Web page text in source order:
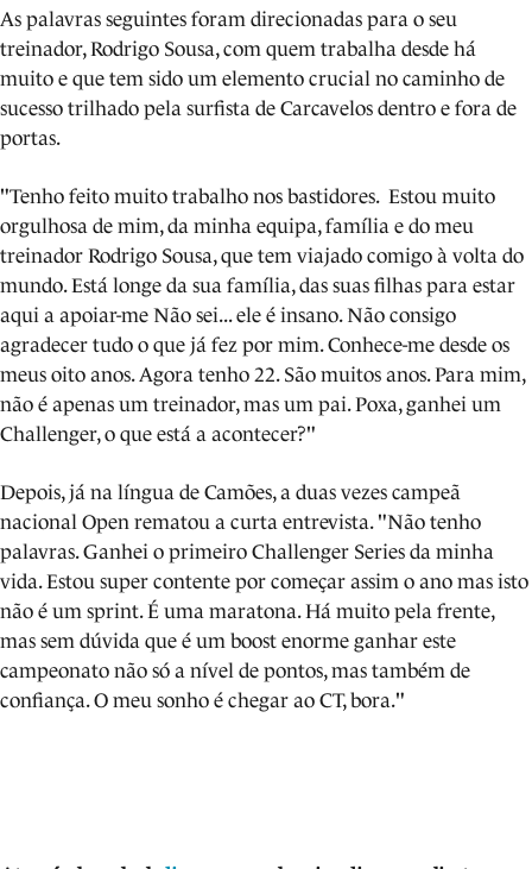
As palavras seguintes foram direcionadas para o seu
treinador, Rodrigo Sousa, com quem trabalha desde há
muito e que tem sido um elemento crucial no caminho de
sucesso trilhado pela surfista de Carcavelos dentro e fora de
portas.
"Tenho feito muito trabalho nos bastidores. Estou muito
orgulhosa de mim, da minha equipa, família e do meu
treinador Rodrigo Sousa, que tem viajado comigo à volta do
mundo. Está longe da sua família, das suas filhas para estar
aqui a apoiar-me Não sei... ele é insano. Não consigo
agradecer tudo o que já fez por mim. Conhece-me desde os
meus oito anos. Agora tenho 22. São muitos anos. Para mim,
não é apenas um treinador, mas um pai. Poxa, ganhei um
Challenger, o que está a acontecer?"
Depois, já na língua de Camões, a duas vezes campeã
nacional Open rematou a curta entrevista. "Não tenho
palavras. Ganhei o primeiro Challenger Series da minha
vida. Estou super contente por começar assim o ano mas isto
não é um sprint. É uma maratona. Há muito pela frente,
mas sem dúvida que é um boost enorme ganhar este
campeonato não só a nível de pontos, mas também de
confiança. O meu sonho é chegar ao CT, bora."